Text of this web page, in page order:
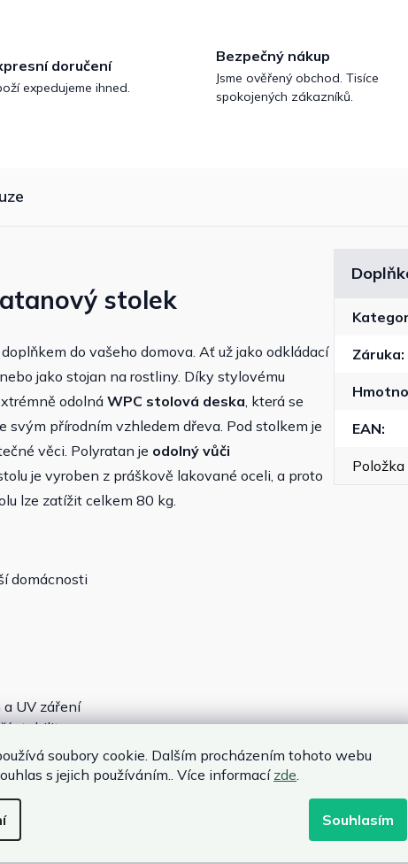
soubory cookie. Dalším procházením tohoto webu
s jejich používáním.. Více informací zde.
Souhlasím
doručení
expedujeme ihned.
Bezpečný nákup
Jsme ověřený obchod. Tisíce
spokojených zákazníků.
stolek
do vašeho domova. Ať už jako odkládací
jako stojan na rostliny. Díky stylovému
odolná WPC stolová deska, která se
svým přírodním vzhledem dřeva. Pod stolkem je
věci. Polyratan je odolný vůči
je vyroben z práškově lakované oceli, a proto
lze zatížit celkem 80 kg.
domácnosti
UV záření
stabilitu
Záruka:
EAN: